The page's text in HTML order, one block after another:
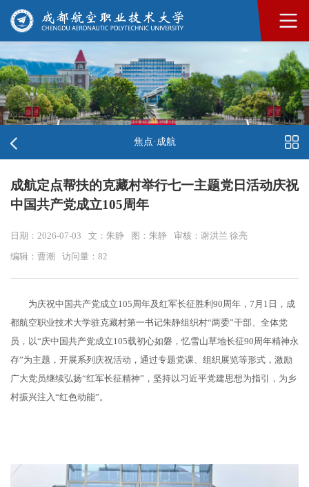
焦点·成航
成航定点帮扶的克藏村举行七一主题党日活动庆祝
中国共产党成立105周年
日期：2026-07-03 文：朱静 图：朱静 审核：谢洪兰 徐亮
编辑：曹潮 访问量： 82
为庆祝中国共产党成立105周年及红军长征胜利90周年，7月1日，成
都航空职业技术大学驻克藏村第一书记朱静组织村“两委”干部、全体党
员，以“庆中国共产党成立105载初心如磐，忆雪山草地长征90周年精神永
存”为主题，开展系列庆祝活动，通过专题党课、组织展览等形式，激励
广大党员继续弘扬“‌红军长征精神”，坚持以习近平党建思想为指引，为乡
村振兴注入“红色动能”。